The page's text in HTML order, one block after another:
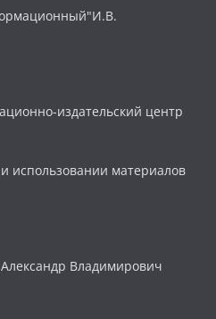
издательский центр
материалов
Владимирович